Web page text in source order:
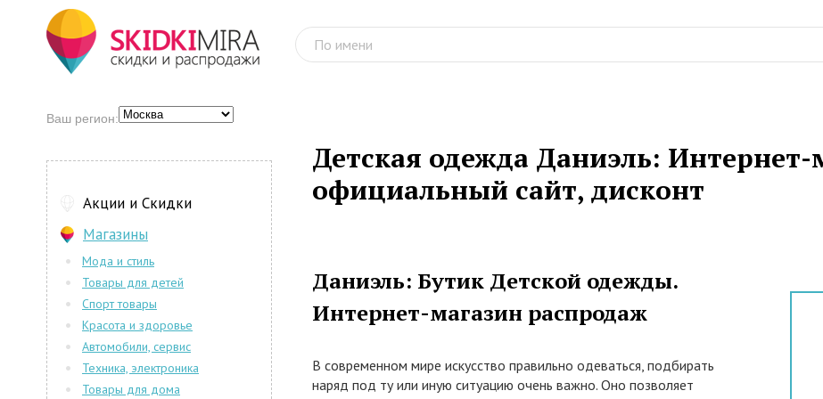
Детская одежда Даниэль: Интернет-
официальный сайт, дисконт
Даниэль: Бутик Детской одежды.
Интернет-магазин распродаж
В современном мире искусство правильно одеваться, подбирать
наряд под ту или иную ситуацию очень важно. Оно позволяет
Ваш регион:
Акции и Скидки
Магазины
Мода и стиль
Товары для детей
Спорт товары
Красота и здоровье
Автомобили, сервис
Техника, электроника
Товары для дома